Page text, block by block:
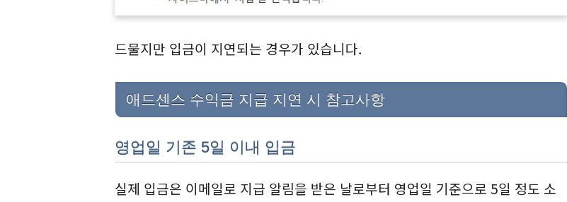
드물지만 입금이 지연되는 경우가 있습니다.
애드센스 수익금 지급 지연 시 참고사항
영업일 기존 5일 이내 입금
실제 입금은 이메일로 지급 알림을 받은 날로부터 영업일 기준으로 5일 정도 소